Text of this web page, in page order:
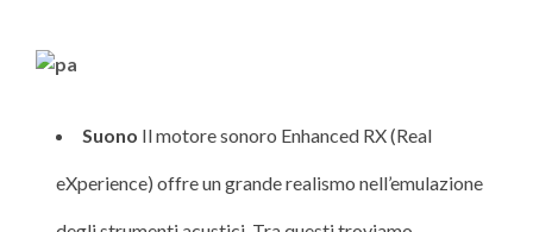
Suono Il motore sonoro Enhanced RX (Real
eXperience) offre un grande realismo nell’emulazione